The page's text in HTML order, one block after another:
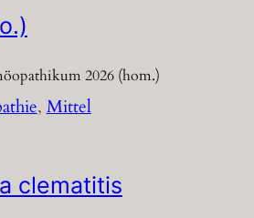
2026 (hom.)
, Mittel
clematitis